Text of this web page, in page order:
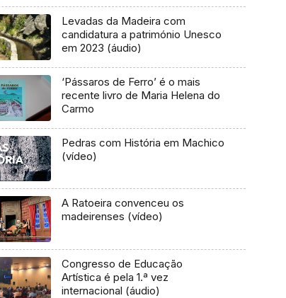
Levadas da Madeira com
candidatura a património Unesco
em 2023 (áudio)
‘Pássaros de Ferro’ é o mais
recente livro de Maria Helena do
Carmo
Pedras com História em Machico
(vídeo)
A Ratoeira convenceu os
madeirenses (vídeo)
Congresso de Educação
Artística é pela 1.ª vez
internacional (áudio)